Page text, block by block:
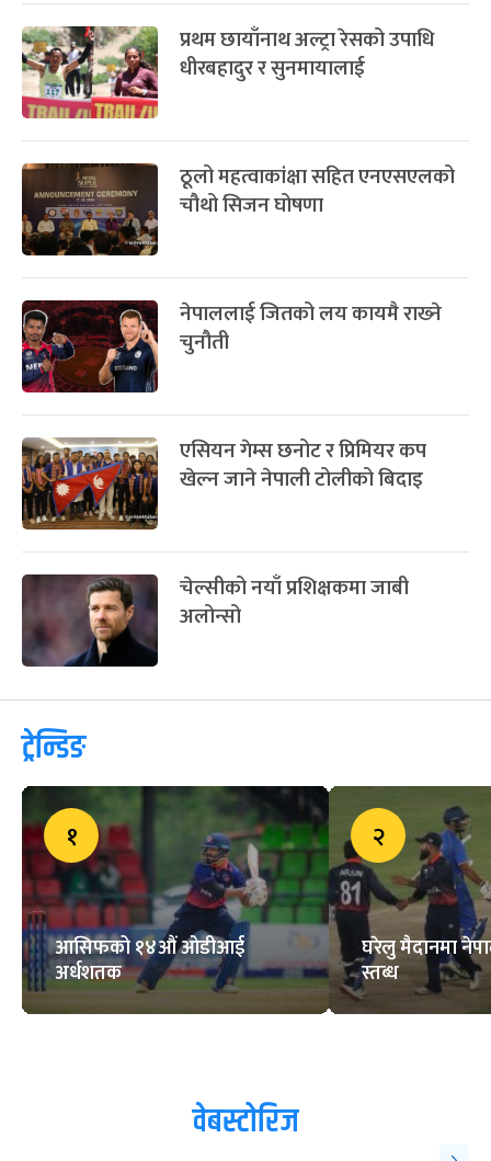
प्रथम छायाँनाथ अल्ट्रा रेसको उपाधि
धीरबहादुर र सुनमायालाई
ठूलो महत्वाकांक्षा सहित एनएसएलको
चौथो सिजन घोषणा
नेपाललाई जितको लय कायमै राख्‍ने
चुनौती
एसियन गेम्स छनोट र प्रिमियर कप
खेल्न जाने नेपाली टोलीको बिदाइ
चेल्सीको नयाँ प्रशिक्षकमा जाबी
अलोन्सो
ट्रेन्डिङ
१
आसिफको १४औं ओडीआई
अर्धशतक
२
घरेलु मैदानमा
स्तब्ध
वेबस्टोरिज